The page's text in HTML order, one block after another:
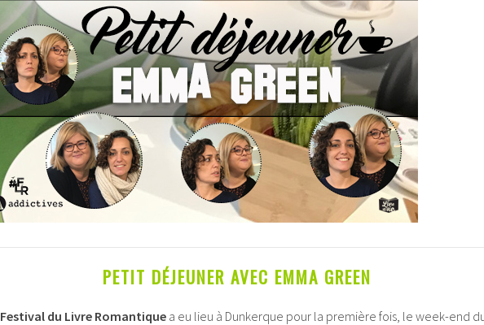
PETIT DÉJEUNER AVEC EMMA GREEN
Festival du Livre Romantique a eu lieu à Dunkerque pour la première fois, le week-end